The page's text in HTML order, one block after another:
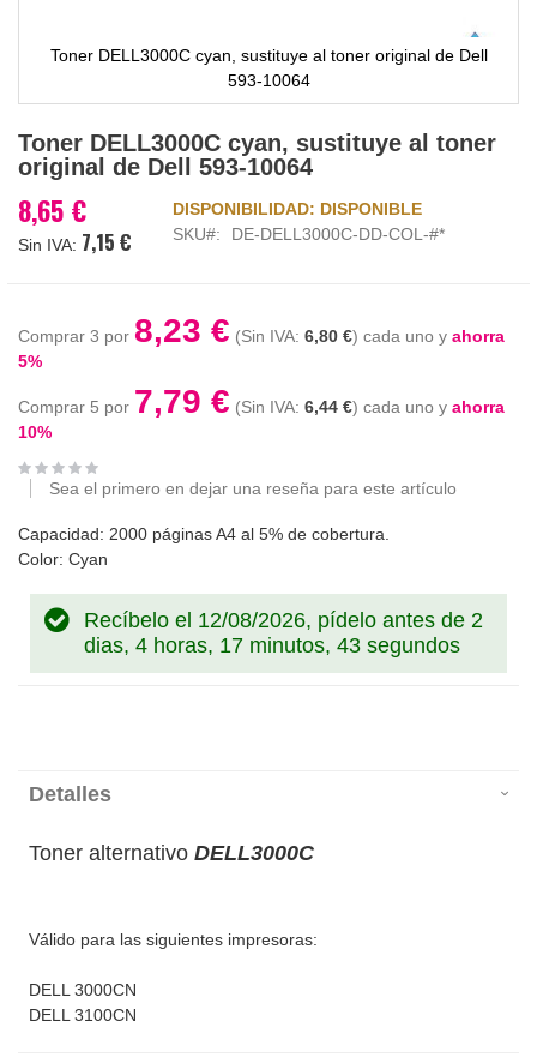
Toner DELL3000C cyan, sustituye al toner original de Dell
593-10064
al
comienzo
la
galería
Toner DELL3000C cyan, sustituye al toner
original de Dell 593-10064
8,65 €
7,15 €
DISPONIBILIDAD: DISPONIBLE
SKU
DE-DELL3000C-DD-COL-#*
Comprar 3 por 8,23 € 6,80 € cada uno y ahorra
5%
Comprar 5 por 7,79 € 6,44 € cada uno y ahorra
10%
Sea el primero en dejar una reseña para este artículo
Capacidad: 2000 páginas A4 al 5% de cobertura.
Color: Cyan
Recíbelo el 12/08/2026, pídelo antes de 2
dias, 4 horas, 17 minutos, 42 segundos
Detalles
Toner alternativo DELL3000C
Válido para las siguientes impresoras:
DELL 3000CN
DELL 3100CN